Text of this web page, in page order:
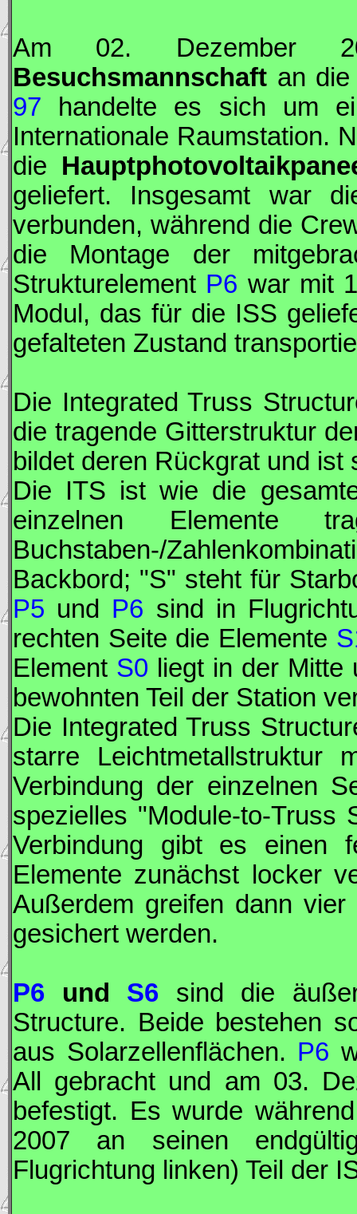
Am 02. Dezember
Besuchsmannschaft an
97 handelte es sich um
Internationale Raumstation.
die
geliefert. Insgesamt war
verbunden, während die
die Montage der
Strukturelement P6 war mit
Modul, das für die ISS
gefalteten Zustand
Die Integrated Truss
die tragende Gitterstruktur
bildet deren Rückgrat und
Die ITS ist wie die
einzelnen Elemente
Buchstaben-/
Backbord; "S" steht für
P5 und P6 sind in
rechten Seite die Elemente
Element S0 liegt in der
bewohnten Teil der Station
Die Integrated Truss
starre Leichtmetallstruktur
Verbindung der einzelnen
spezielles "Module-to-Truss
Verbindung gibt es einen
Elemente zunächst locker
Außerdem greifen dann
gesichert werden.
P6 und S6 sind die
Structure. Beide bestehen
aus Solarzellenflächen. P6
All gebracht und am 03.
befestigt. Es wurde
2007 an seinen
Flugrichtung linken) Teil der